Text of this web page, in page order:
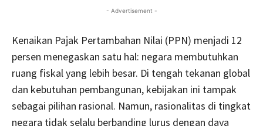
- Advertisement -
Kenaikan Pajak Pertambahan Nilai (PPN) menjadi 12
persen menegaskan satu hal: negara membutuhkan
ruang fiskal yang lebih besar. Di tengah tekanan global
dan kebutuhan pembangunan, kebijakan ini tampak
sebagai pilihan rasional. Namun, rasionalitas di tingkat
negara tidak selalu berbanding lurus dengan daya